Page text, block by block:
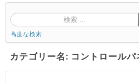
高度な検索
カテゴリー名: コントロールパ